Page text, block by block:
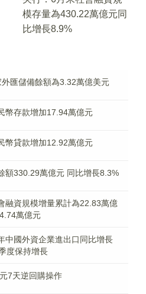
模存量為430.22萬億元同
比增長8.9%
匯儲備餘額為3.32萬億美元
幣存款增加17.94萬億元
幣貸款增加12.92萬億元
額330.29萬億元 同比增長8.3%
融資規模增量累計為22.83萬億
萬億元
中國外資企業進出口同比增長
度保持增長
7天逆回購操作